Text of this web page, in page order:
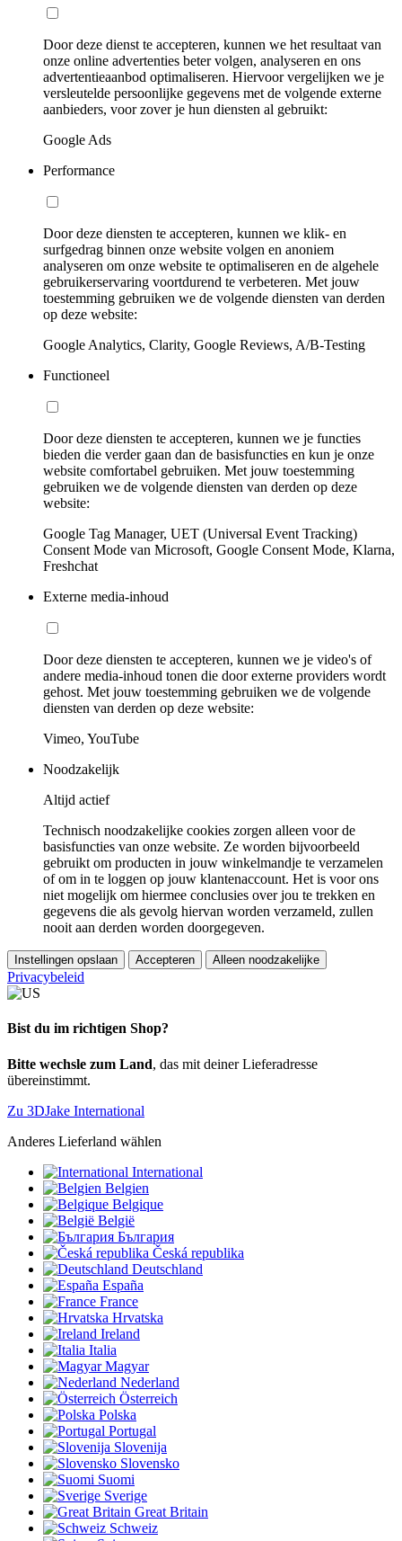
Door deze dienst te accepteren, kunnen we het resultaat van
onze online advertenties beter volgen, analyseren en ons
advertentieaanbod optimaliseren. Hiervoor vergelijken we je
versleutelde persoonlijke gegevens met de volgende externe
aanbieders, voor zover je hun diensten al gebruikt:
Google Ads
Performance
Door deze diensten te accepteren, kunnen we klik- en
surfgedrag binnen onze website volgen en anoniem
analyseren om onze website te optimaliseren en de algehele
gebruikerservaring voortdurend te verbeteren. Met jouw
toestemming gebruiken we de volgende diensten van derden
op deze website:
Google Analytics, Clarity, Google Reviews, A/B-Testing
Functioneel
Door deze diensten te accepteren, kunnen we je functies
bieden die verder gaan dan de basisfuncties en kun je onze
website comfortabel gebruiken. Met jouw toestemming
gebruiken we de volgende diensten van derden op deze
website:
Google Tag Manager, UET (Universal Event Tracking)
Consent Mode van Microsoft, Google Consent Mode, Klarna,
Freshchat
Externe media-inhoud
Door deze diensten te accepteren, kunnen we je video's of
andere media-inhoud tonen die door externe providers wordt
gehost. Met jouw toestemming gebruiken we de volgende
diensten van derden op deze website:
Vimeo, YouTube
Noodzakelijk
Altijd actief
Technisch noodzakelijke cookies zorgen alleen voor de
basisfuncties van onze website. Ze worden bijvoorbeeld
gebruikt om producten in jouw winkelmandje te verzamelen
of om in te loggen op jouw klantenaccount. Het is voor ons
niet mogelijk om hiermee conclusies over jou te trekken en
gegevens die als gevolg hiervan worden verzameld, zullen
nooit aan derden worden doorgegeven.
Instellingen opslaan Accepteren Alleen noodzakelijke
Privacybeleid
Bist du im richtigen Shop?
Bitte wechsle zum Land, das mit deiner Lieferadresse
übereinstimmt.
Zu 3DJake International
Anderes Lieferland wählen
International
Belgien
Belgique
België
България
Česká republika
Deutschland
España
France
Hrvatska
Ireland
Italia
Magyar
Nederland
Österreich
Polska
Portugal
Slovenija
Slovensko
Suomi
Sverige
Great Britain
Schweiz